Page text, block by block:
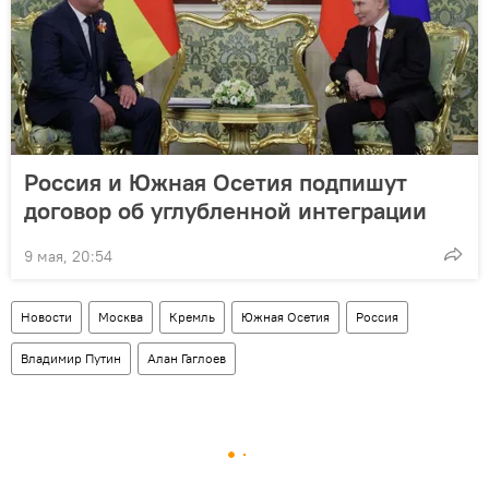
Россия и Южная Осетия подпишут
договор об углубленной интеграции
9 мая, 20:54
Новости Москва Кремль Южная Осетия Россия
Владимир Путин Алан Гаглоев